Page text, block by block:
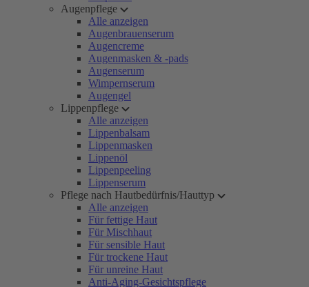
Augenpflege
Alle anzeigen
Augenbrauenserum
Augencreme
Augenmasken & -pads
Augenserum
Wimpernserum
Augengel
Lippenpflege
Alle anzeigen
Lippenbalsam
Lippenmasken
Lippenöl
Lippenpeeling
Lippenserum
Pflege nach Hautbedürfnis/Hauttyp
Alle anzeigen
Für fettige Haut
Für Mischhaut
Für sensible Haut
Für trockene Haut
Für unreine Haut
Anti-Aging-Gesichtspflege